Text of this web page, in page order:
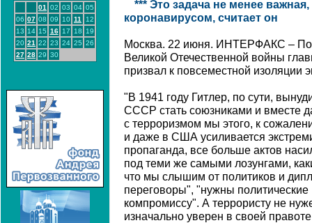
01 02 03 04 05
06 07 08 09 10 11
12
13 14 15 16 17 18
19
20 21 22 23 24 25 26
27 28 29 30
*** Это задача не менее
коронавирусом, считает он
Москва. 22 июня. ИНТЕРФАКС – По
Великой Отечественной войны
призвал к повсеместной изоляции
"В 1941 году Гитлер, по сути,
СССР стать союзниками и вместе
с терроризмом мы этого, к
и даже в США усиливается
пропаганда, все больше актов
под теми же самыми лозунгами,
что мы слышим от политиков и
переговоры", "нужны
компромиссу". А террористу не
изначально уверен в своей